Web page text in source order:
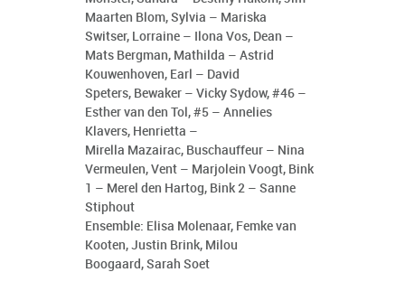
Maarten Blom, Sylvia – Mariska
Switser, Lorraine – Ilona Vos, Dean –
Mats Bergman, Mathilda – Astrid
Kouwenhoven, Earl – David
Speters, Bewaker – Vicky Sydow, #46 –
Esther van den Tol, #5 – Annelies
Klavers, Henrietta –
Mirella Mazairac, Buschauffeur – Nina
Vermeulen, Vent – Marjolein Voogt, Bink
1 – Merel den Hartog, Bink 2 – Sanne
Stiphout
Ensemble: Elisa Molenaar, Femke van
Kooten, Justin Brink, Milou
Boogaard, Sarah Soet